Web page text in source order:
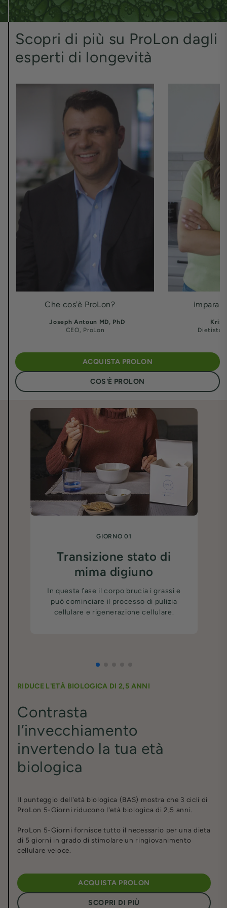
Scopri di più su ProLon dagli
esperti di longevità
Che cos'è ProLon?
Joseph Antoun MD, PhD
CEO, ProLon
Impara
Dietista,
ACQUISTA PROLON
COS'È PROLON
GIORNO 01
Transizione stato di
mima digiuno
In questa fase il corpo brucia i grassi e
può cominciare il processo di pulizia
cellulare e rigenerazione cellulare.
RIDUCE L'ETÀ BIOLOGICA DI 2,5 ANNI
Contrasta
l’invecchiamento
invertendo la tua età
biologica
Il punteggio dell'età biologica (BAS) mostra che 3 cicli di
ProLon 5-Giorni riducono l'età biologica di 2,5 anni.
ProLon 5-Giorni fornisce tutto il necessario per una dieta
di 5 giorni in grado di stimolare un ringiovanimento
cellulare veloce.
ACQUISTA PROLON
SCOPRI DI PIÙ